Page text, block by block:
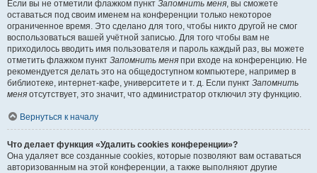
Если вы не отметили флажком пункт Запомнить меня, вы сможете
оставаться под своим именем на конференции только некоторое
ограниченное время. Это сделано для того, чтобы никто другой не смог
воспользоваться вашей учётной записью. Для того чтобы вам не
приходилось вводить имя пользователя и пароль каждый раз, вы можете
отметить флажком пункт Запомнить меня при входе на конференцию. Не
рекомендуется делать это на общедоступном компьютере, например в
библиотеке, интернет-кафе, университете и т. д. Если пункт Запомнить
меня отсутствует, это значит, что администратор отключил эту функцию.
Вернуться к началу
Что делает функция «Удалить cookies конференции»?
Она удаляет все созданные cookies, которые позволяют вам оставаться
авторизованным на этой конференции, а также выполняют другие